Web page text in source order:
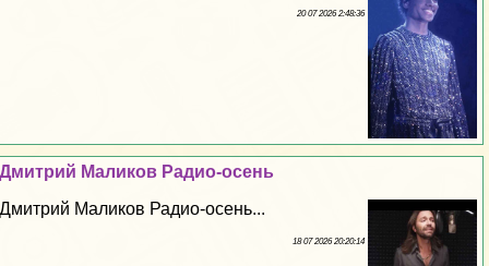
20 07 2026 2:48:36
Дмитрий Маликов Радио-осень
Дмитрий Маликов Радио-осень...
18 07 2026 20:20:14